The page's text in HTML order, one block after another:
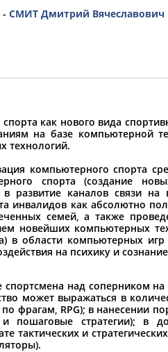
или
самостоятельно
- СМИТ Дмитрий Вячеславович
как нового вида
на базе компьютерной
технологий.
компьютерного спорта
спорта (создание
развитие каналов связи на
инвалидов как абсолютно
семей, а также
новейших компьютерных
в области компьютерных
на психику и
над соперником
может выражаться в
фрагам, RPG); в нанесении
стратегии); в
тактических и